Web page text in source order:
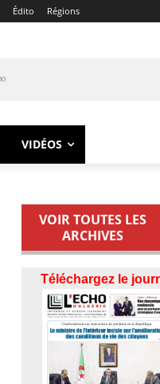
Édito Régions
VIDÉOS
VOIR TOUTES LES
ARCHIVES